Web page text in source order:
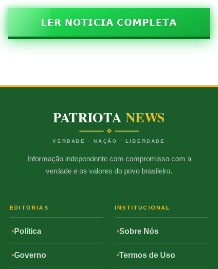
𝗟𝗘𝗥 𝗡𝗢𝗧𝗜𝗖𝗜𝗔 𝗖𝗢𝗠𝗣𝗟𝗘𝗧𝗔
PATRIOTANEWS
VERDADE · NAÇÃO · LIBERDADE
Informação independente com compromisso com a
verdade e os valores do povo brasileiro.
EDITORIAS
Política
Governo
INSTITUCIONAL
Sobre Nós
Termos de Uso